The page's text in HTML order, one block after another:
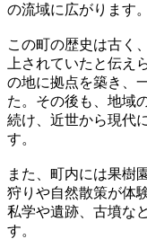
の流域に広がります。
この町の歴史は古く
上されていたと伝え
の地に拠点を築き、
た。その後も、地域
続け、近世から現代
す。
また、町内には果樹
狩りや自然散策が体
私学や遺跡、古墳な
す。